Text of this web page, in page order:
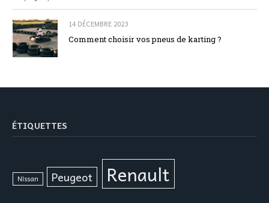
14 DÉCEMBRE 2023
Comment choisir vos pneus de karting ?
ÉTIQUETTES
Nissan Peugeot Renault